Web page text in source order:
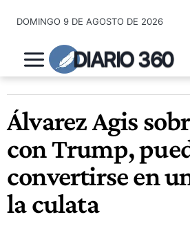
contenido
DOMINGO 9 DE AGOSTO DE 2026
DIARIO 360
Álvarez Agis
con Trump,
convertirse en
la culata